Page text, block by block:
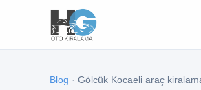
Blog · Gölcük Kocaeli araç